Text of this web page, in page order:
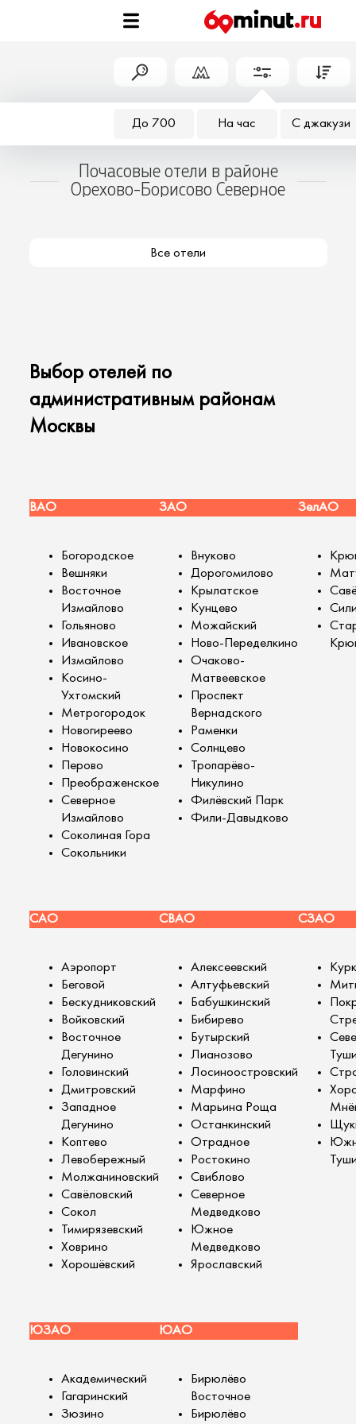
До 700 На час С джакузи
Почасовые отели в районе
Орехово-Борисово Северное
Все отели
Выбор отелей по
административным районам
Москвы
ВАО ЗАО ЗелАО
Богородское
Вешняки
Восточное
Измайлово
Гольяново
Ивановское
Измайлово
Косино-
Ухтомский
Метрогородок
Новогиреево
Новокосино
Перово
Преображенское
Северное
Измайлово
Соколиная Гора
Сокольники
Внуково
Дорогомилово
Крылатское
Кунцево
Можайский
Ново-Переделкино
Очаково-
Матвеевское
Проспект
Вернадского
Раменки
Солнцево
Тропарёво-
Никулино
Филёвский Парк
Фили-Давыдково
САО СВАО СЗАО
Аэропорт
Беговой
Бескудниковский
Войковский
Восточное
Дегунино
Головинский
Дмитровский
Западное
Дегунино
Коптево
Левобережный
Молжаниновский
Савёловский
Сокол
Тимирязевский
Ховрино
Хорошёвский
Алексеевский
Алтуфьевский
Бабушкинский
Бибирево
Бутырский
Лианозово
Лосиноостровский
Марфино
Марьина Роща
Останкинский
Отрадное
Ростокино
Свиблово
Северное
Медведково
Южное
Медведково
Ярославский
ЮЗАО ЮАО
Академический
Гагаринский
Зюзино
Бирюлёво
Восточное
Бирюлёво